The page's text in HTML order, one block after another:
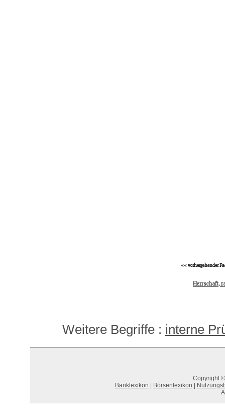
<< vorhergehender
Herrschaft,
Weitere Begriffe : interne
Copyright
Banklexikon
Börsenlexikon